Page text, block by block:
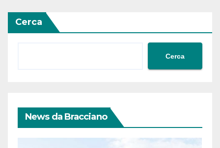
Cerca
Cerca
News da Bracciano